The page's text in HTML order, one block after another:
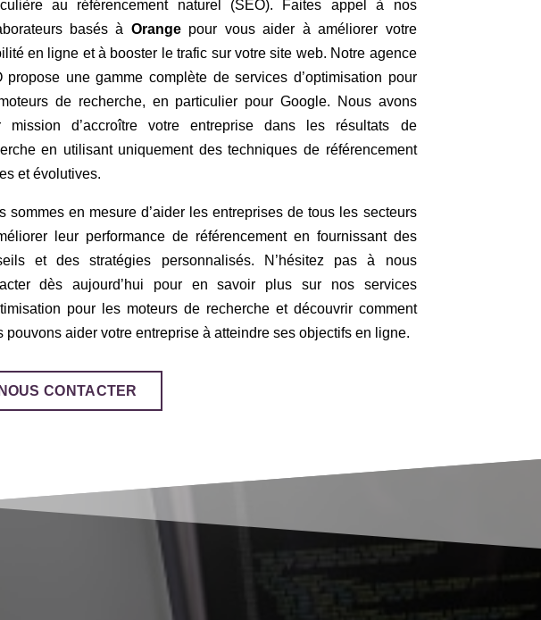
au référencement naturel (SEO). Faites appel à nos
basés à Orangepour vous aider à améliorer votre
en ligne et à booster le trafic sur votre site web. Notre agence
propose une gamme complète de services d’optimisation pour
de recherche, en particulier pour Google. Nous avons
mission d’accroître votre entreprise dans les résultats de
en utilisant uniquement des techniques de référencement
et évolutives.
sommes en mesure d’aider les entreprises de tous les secteurs
leur performance de référencement en fournissant des
et des stratégies personnalisés. N’hésitez pas à nous
dès aujourd’hui pour en savoir plus sur nos services
pour les moteurs de recherche et découvrir comment
pouvons aider votre entreprise à atteindre ses objectifs en ligne.
NOUS CONTACTER